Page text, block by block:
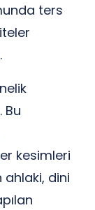
ters
Bu
kesimleri
ahlaki, dini